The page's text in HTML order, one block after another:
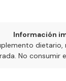
Información
No consumir